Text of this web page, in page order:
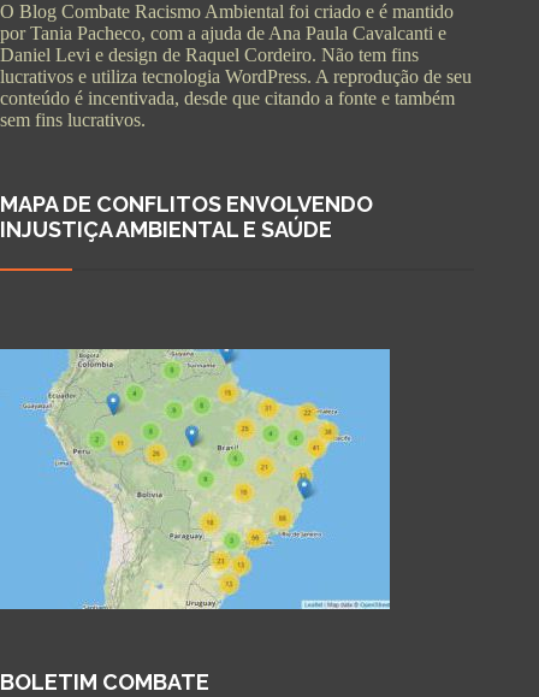
O Blog Combate Racismo Ambiental foi criado e é mantido
por Tania Pacheco, com a ajuda de Ana Paula Cavalcanti e
Daniel Levi e design de Raquel Cordeiro. Não tem fins
lucrativos e utiliza tecnologia WordPress. A reprodução de seu
conteúdo é incentivada, desde que citando a fonte e também
sem fins lucrativos.
MAPA DE CONFLITOS ENVOLVENDO
INJUSTIÇA AMBIENTAL E SAÚDE
BOLETIM COMBATE